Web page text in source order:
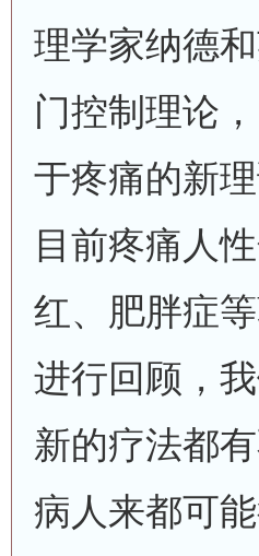
理学家纳德
门控制理论
于疼痛的新
目前疼痛人
红、肥胖症
进行回顾，
新的疗法都
病人来都可